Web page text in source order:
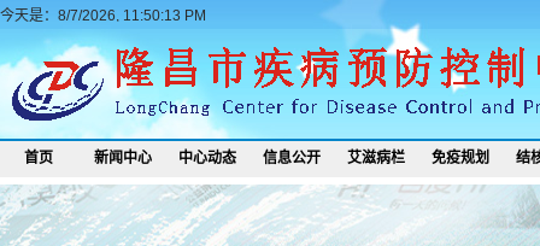
今天是：8/7/2026, 11:50:13 PM
首页 新闻中心 中心动态 信息公开 艾滋病栏 免疫规划 结